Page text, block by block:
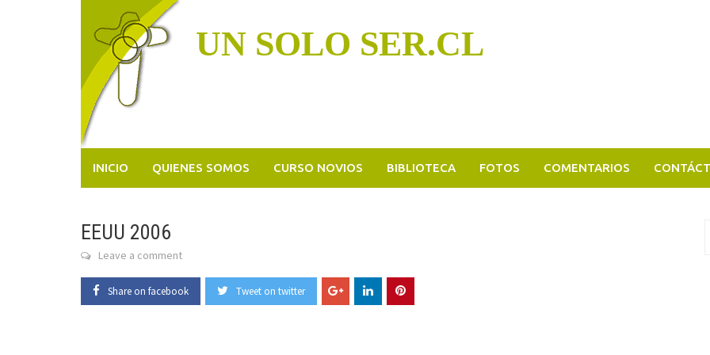
UN SOLO SER.CL
INICIO QUIENES SOMOS CURSO NOVIOS BIBLIOTECA FOTOS COMENTARIOS
EEUU 2006
Leave a comment
Share on facebook Tweet on twitter